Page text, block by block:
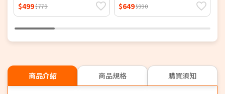
$499$779 $649$990
商品介紹 商品規格 購買須知